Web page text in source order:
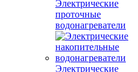
Электрические
проточные
водонагреватели
Электрические